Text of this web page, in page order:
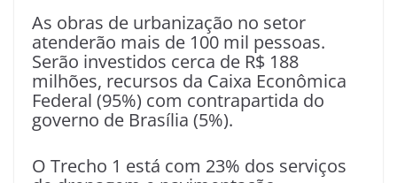
As obras de urbanização no setor
atenderão mais de 100 mil pessoas.
Serão investidos cerca de R$ 188
milhões, recursos da Caixa Econômica
Federal (95%) com contrapartida do
governo de Brasília (5%).
O Trecho 1 está com 23% dos serviços